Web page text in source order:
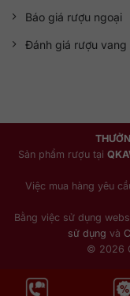
Báo giá rượu ngoại
Đánh giá rượu vang
Sản phẩm rượu tại
Việc mua hàng yêu
Bằng việc sử dụng
sử dụng và
© 2026